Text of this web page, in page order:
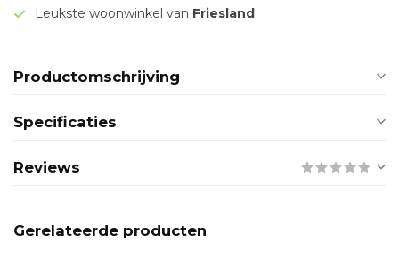
Leukste woonwinkel van Friesland
Productomschrijving
Specificaties
Reviews
Gerelateerde producten